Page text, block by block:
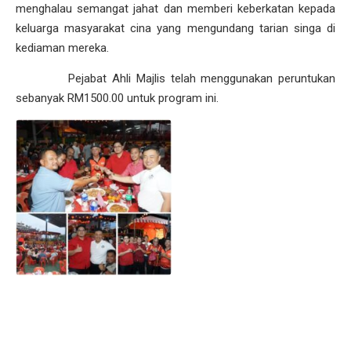
menghalau semangat jahat dan memberi keberkatan kepada
keluarga masyarakat cina yang mengundang tarian singa di
kediaman mereka.
Pejabat Ahli Majlis telah menggunakan peruntukan
sebanyak RM1500.00 untuk program ini.